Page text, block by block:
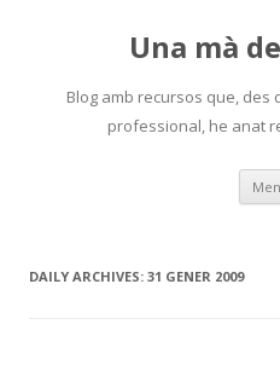
Una mà
Blog amb recursos que, des
professional, he anat
DAILY ARCHIVES: 31 GENER 2009